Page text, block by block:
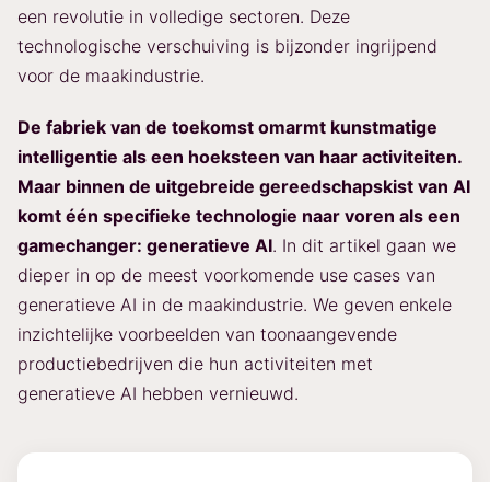
een revolutie in volledige sectoren. Deze
technologische verschuiving is bijzonder ingrijpend
voor de maakindustrie.
De fabriek van de toekomst omarmt kunstmatige
intelligentie als een hoeksteen van haar activiteiten.
Maar binnen de uitgebreide gereedschapskist van AI
komt één specifieke technologie naar voren als een
gamechanger: generatieve AI. In dit artikel gaan we
dieper in op de meest voorkomende use cases van
generatieve AI in de maakindustrie. We geven enkele
inzichtelijke voorbeelden van toonaangevende
productiebedrijven die hun activiteiten met
generatieve AI hebben vernieuwd.